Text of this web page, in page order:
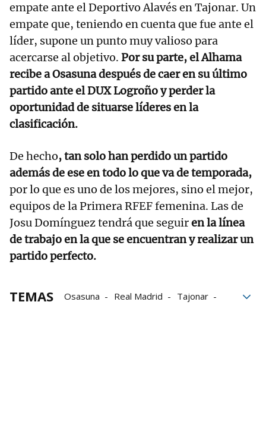
empate ante el Deportivo Alavés en Tajonar. Un
empate que, teniendo en cuenta que fue ante el
líder, supone un punto muy valioso para
acercarse al objetivo. Por su parte, el Alhama
recibe a Osasuna después de caer en su último
partido ante el DUX Logroño y perder la
oportunidad de situarse líderes en la
clasificación.
De hecho, tan solo han perdido un partido
además de ese en todo lo que va de temporada,
por lo que es uno de los mejores, sino el mejor,
equipos de la Primera RFEF femenina. Las de
Josu Domínguez tendrá que seguiren la línea
de trabajo en la que se encuentran y realizar un
partido perfecto.
TEMAS Osasuna Real Madrid
Tajonar